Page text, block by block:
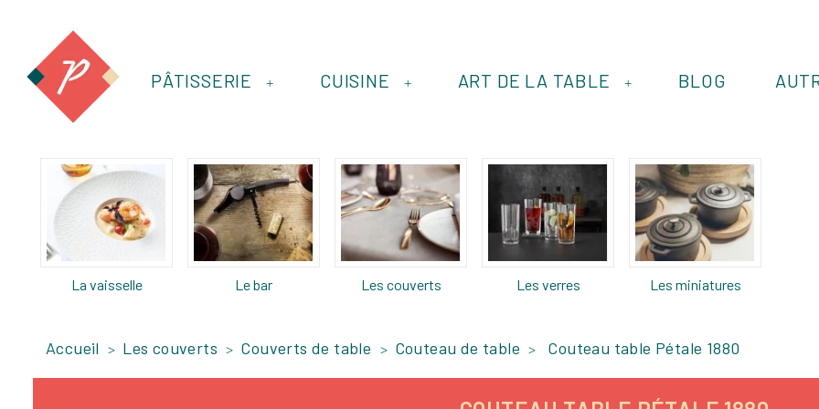
+
PÂTISSERIE +
CUISINE +
ART DE LA TABLE BLOG
La vaisselle Le bar Les couverts Les verres Les miniatures
Accueil Les couverts Couverts de table Couteau de table Couteau table Pétale 1880